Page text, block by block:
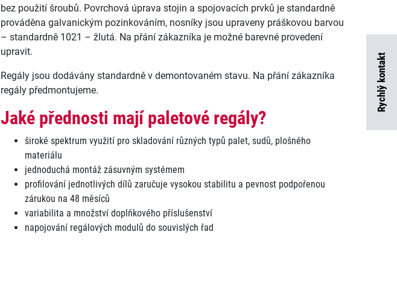
Rychlý kontakt
bez použití šroubů. Povrchová úprava stojin a spojovacích prvků je standardně
prováděna galvanickým pozinkováním, nosníky jsou upraveny práškovou barvou
– standardně 1021 – žlutá. Na přání zákazníka je možné barevné provedení
upravit.
Regály jsou dodávány standardně v demontovaném stavu. Na přání zákazníka
regály předmontujeme.
Jaké přednosti mají paletové regály?
široké spektrum využití pro skladování různých typů palet, sudů, plošného
materiálu
jednoduchá montáž zásuvným systémem
profilování jednotlivých dílů zaručuje vysokou stabilitu a pevnost podpořenou
zárukou na 48 měsíců
variabilita a množství doplňkového příslušenství
napojování regálových modulů do souvislých řad